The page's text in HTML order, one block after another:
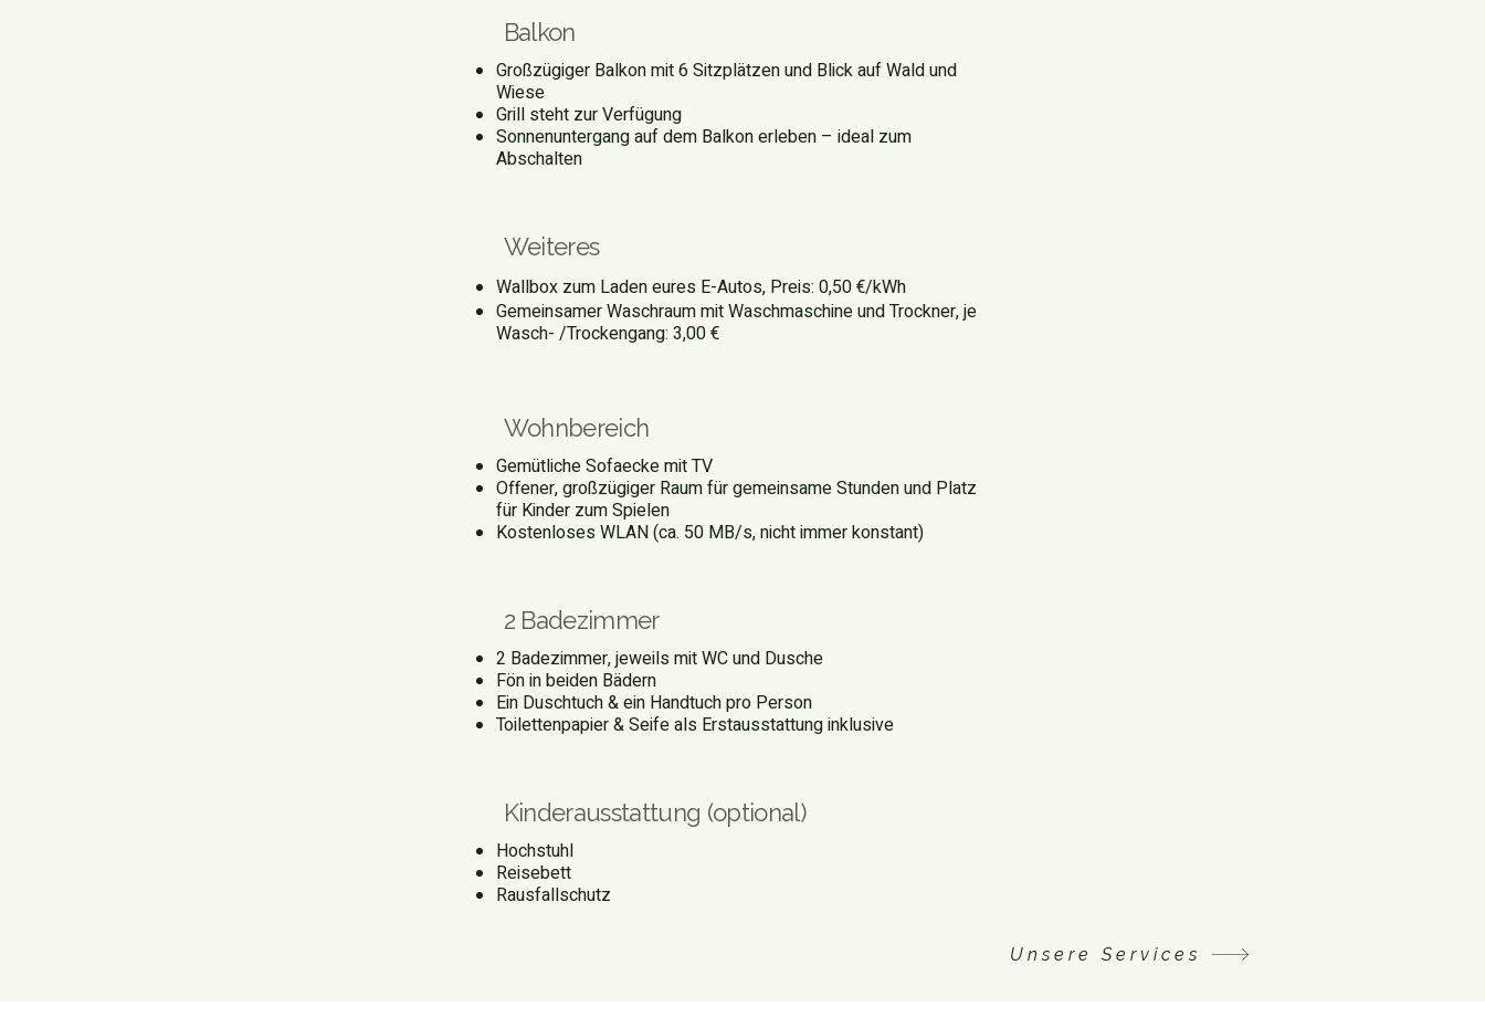
Balkon
Großzügiger Balkon mit 6 Sitzplätzen und Blick auf Wald und
Wiese
Grill steht zur Verfügung
Sonnenuntergang auf dem Balkon erleben – ideal zum
Abschalten
Weiteres
Wallbox zum Laden eures E-Autos, Preis: 0,50 €/kWh
Gemeinsamer Waschraum mit Waschmaschine und Trockner, je
Wasch- /Trockengang: 3,00 €
Wohnbereich
Gemütliche Sofaecke mit TV
Offener, großzügiger Raum für gemeinsame Stunden und Platz
für Kinder zum Spielen
Kostenloses WLAN (ca. 50 MB/s, nicht immer konstant)
2 Badezimmer
2 Badezimmer, jeweils mit WC und Dusche
Fön in beiden Bädern
Ein Duschtuch & ein Handtuch pro Person
Toilettenpapier & Seife als Erstausstattung inklusive
Kinderausstattung (optional)
Hochstuhl
Reisebett
Rausfallschutz
Unsere Services